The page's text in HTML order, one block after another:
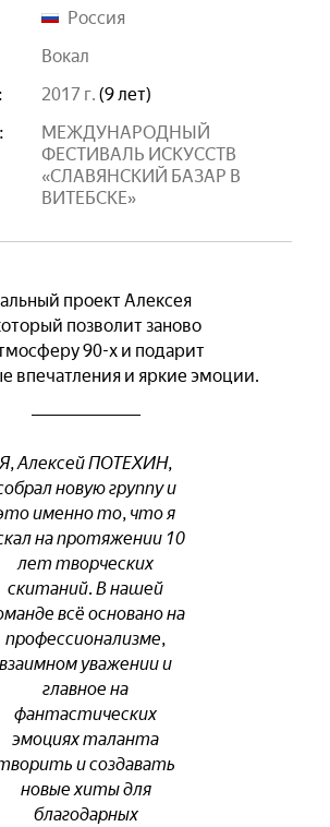
Россия
вокал
2017 г. (9 лет)
МЕЖДУНАРОДНЫЙ
ФЕСТИВАЛЬ ИСКУССТВ
«СЛАВЯНСКИЙ БАЗАР В
ВИТЕБСКЕ»
проект Алексея
позволит заново
90-х и подарит
впечатления и яркие эмоции.
Я, Алексей ПОТЕХИН,
новую группу и
именно то, что я
на протяжении 10
лет творческих
скитаний. В нашей
всё основано на
профессионализме,
взаимном уважении и
главное на
фантастических
эмоциях таланта
и создавать
новые хиты для
благодарных